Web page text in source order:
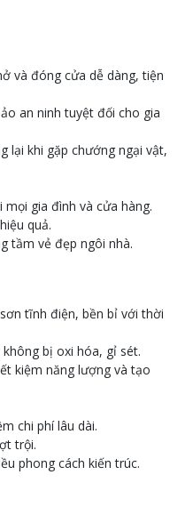
và đóng cửa dễ dàng, tiện
an ninh tuyệt đối cho gia
lại khi gặp chướng ngại vật,
gia đình và cửa hàng.
quả.
tầm vẻ đẹp ngôi nhà.
tĩnh điện, bền bỉ với thời
bị oxi hóa, gỉ sét.
kiệm năng lượng và tạo
chi phí lâu dài.
trội.
phong cách kiến trúc.